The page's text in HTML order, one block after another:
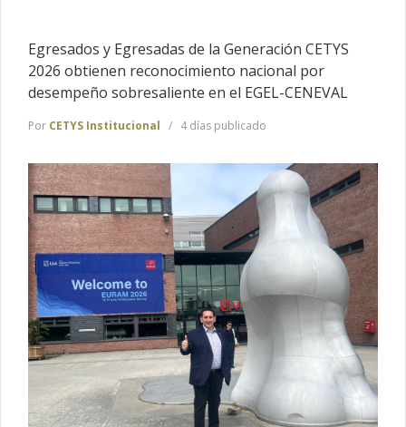
Egresados y Egresadas de la Generación CETYS
2026 obtienen reconocimiento nacional por
desempeño sobresaliente en el EGEL-CENEVAL
Por CETYS Institucional 4 días publicado